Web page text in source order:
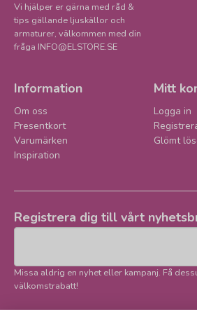
Vi hjälper er gärna med råd &
tips gällande ljuskällor och
armaturer, välkommen med din
fråga INFO@ELSTORE.SE
Information
Om oss
Presentkort
Varumärken
Inspiration
Mitt
Logga in
Glömt
Registrera dig till vårt
Missa aldrig en nyhet eller kampanj. Få
välkomstrabatt!